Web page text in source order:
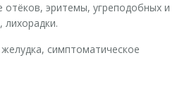
отёков, эритемы, угреподобных и
лихорадки.
симптоматическое